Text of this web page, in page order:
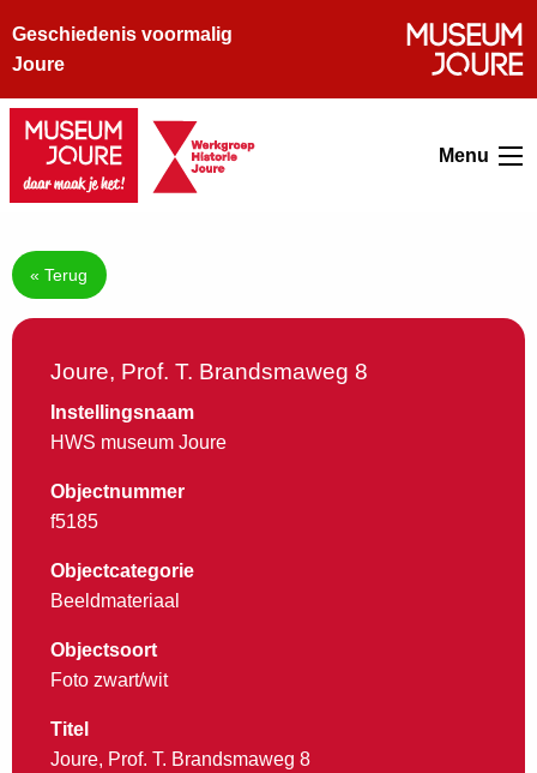
Geschiedenis voormalig
Joure
Menu
« Terug
Joure, Prof. T. Brandsmaweg 8
Instellingsnaam
HWS museum Joure
Objectnummer
f5185
Objectcategorie
Beeldmateriaal
Objectsoort
Foto zwart/wit
Titel
Joure, Prof. T. Brandsmaweg 8